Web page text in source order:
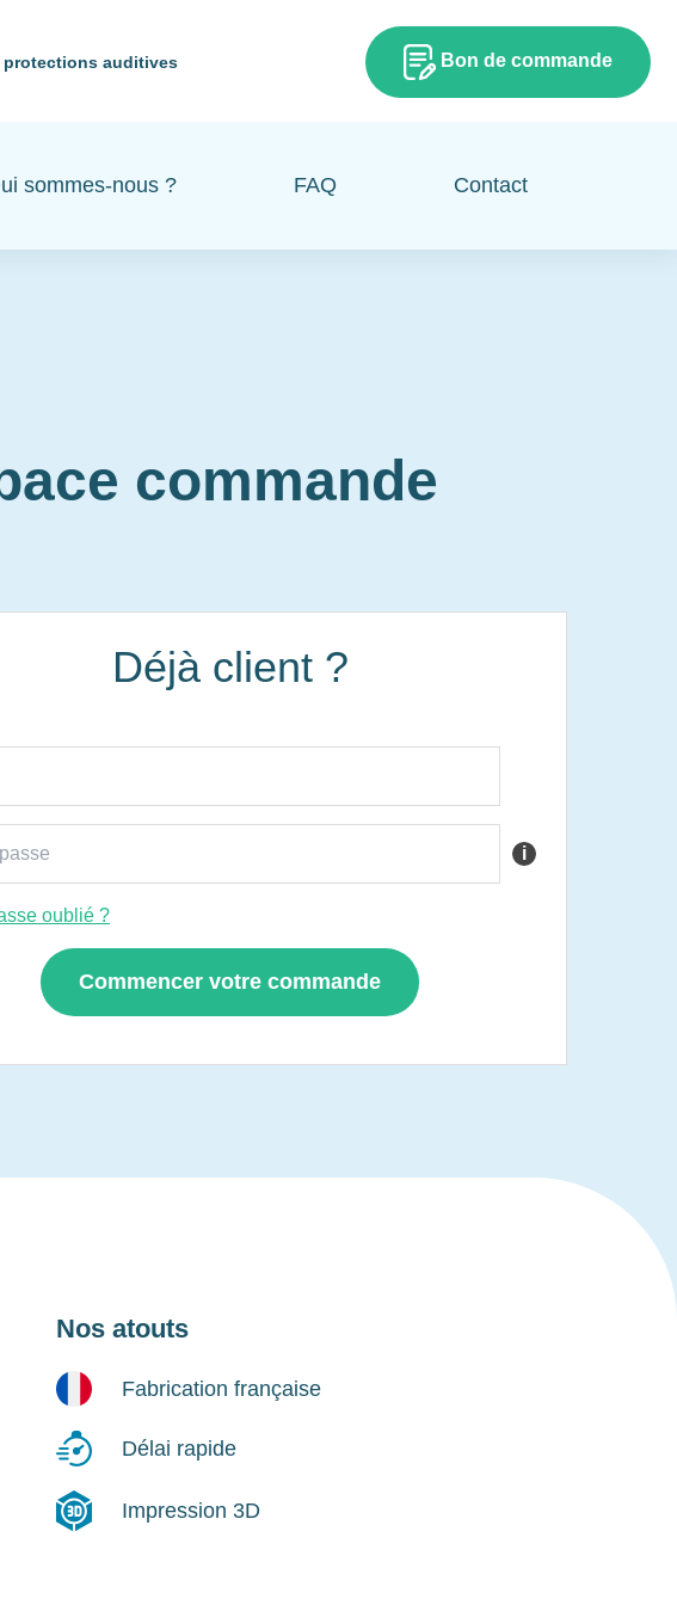
protections auditives Bon de commande
sommes-nous ? FAQ Contact
commande
Déjà client ?
i
oublié ?
Nos atouts
Fabrication française
Délai rapide
Impression 3D